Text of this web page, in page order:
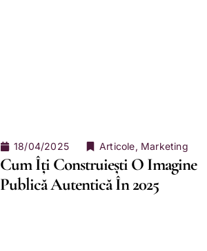
18/04/2025 Articole, Marketing
Cum Îți Construiești O Imagine
Publică Autentică În 2025